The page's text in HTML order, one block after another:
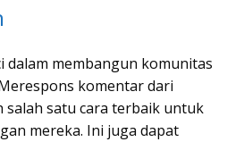
dalam membangun komunitas
komentar dari
salah satu cara terbaik untuk
mereka. Ini juga dapat